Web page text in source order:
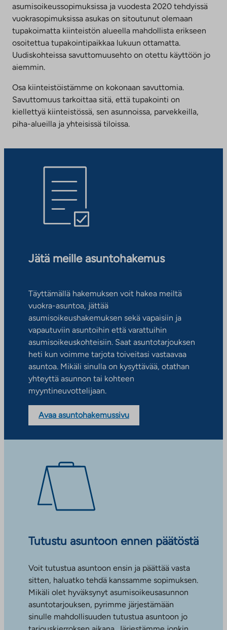
asumisoikeussopimuksissa ja vuodesta 2020 tehdyissä
vuokrasopimuksissa asukas on sitoutunut olemaan
tupakoimatta kiinteistön alueella mahdollista erikseen
osoitettua tupakointipaikkaa lukuun ottamatta.
Uudiskohteissa savuttomuusehto on otettu käyttöön jo
aiemmin.
Osa kiinteistöistämme on kokonaan savuttomia.
Savuttomuus tarkoittaa sitä, että tupakointi on
kiellettyä kiinteistössä, sen asunnoissa, parvekkeilla,
piha-alueilla ja yhteisissä tiloissa.
Jätä meille asuntohakemus
Täyttämällä hakemuksen voit hakea meiltä
vuokra-asuntoa, jättää
asumisoikeushakemuksen sekä vapaisiin ja
vapautuviin asuntoihin että varattuihin
asumisoikeuskohteisiin. Saat asuntotarjouksen
heti kun voimme tarjota toiveitasi vastaavaa
asuntoa. Mikäli sinulla on kysyttävää, otathan
yhteyttä asunnon tai kohteen
myyntineuvottelijaan.
Avaa asuntohakemussivu
Tutustu asuntoon ennen päätöstä
Voit tutustua asuntoon ensin ja päättää vasta
sitten, haluatko tehdä kanssamme sopimuksen.
Mikäli olet hyväksynyt asumisoikeusasunnon
asuntotarjouksen, pyrimme järjestämään
sinulle mahdollisuuden tutustua asuntoon jo